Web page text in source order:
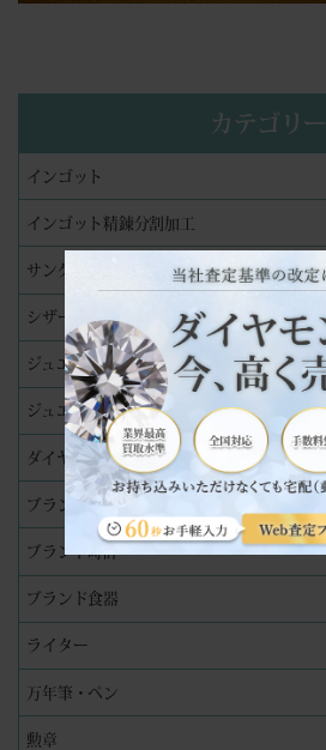
カテゴリー
インゴット
インゴット精錬分割加工
サングラス
シザー
ジュエリー
ジュエリーリペア（修理）実績
ダイヤモンド
ブランド品
ブランド時計
ブランド食器
ライター
万年筆・ペン
勲章